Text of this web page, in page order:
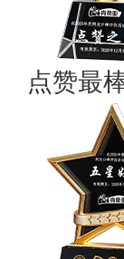
点赞最